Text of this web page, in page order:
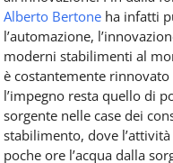
Alberto Bertone ha infatti
l’automazione,
moderni stabilimenti al
è costantemente
l’impegno resta quello di
sorgente nelle case dei
stabilimento, dove
poche ore l’acqua dalla